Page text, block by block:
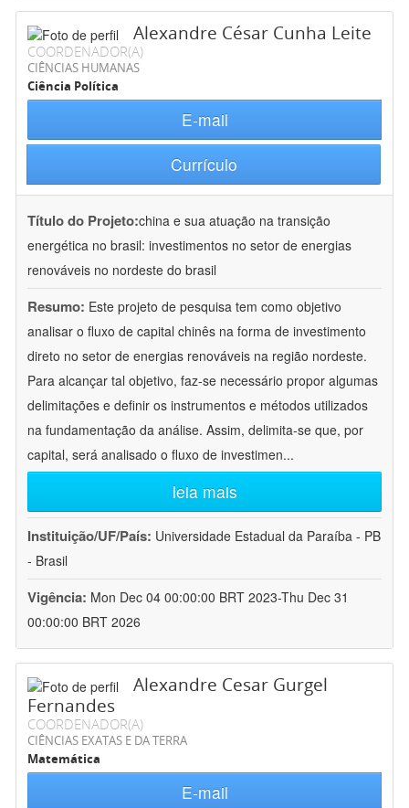
Alexandre César Cunha Leite
COORDENADOR(A)
CIÊNCIAS HUMANAS
Ciência Política
E-mail
Currículo
Título do Projeto:china e sua atuação na transição
energética no brasil: investimentos no setor de energias
renováveis no nordeste do brasil
Resumo: Este projeto de pesquisa tem como objetivo
analisar o fluxo de capital chinês na forma de investimento
direto no setor de energias renováveis na região nordeste.
Para alcançar tal objetivo, faz-se necessário propor algumas
delimitações e definir os instrumentos e métodos utilizados
na fundamentação da análise. Assim, delimita-se que, por
capital, será analisado o fluxo de investimen...
leia mais
Instituição/UF/País: Universidade Estadual da Paraíba - PB
- Brasil
Vigência: Mon Dec 04 00:00:00 BRT 2023-Thu Dec 31
00:00:00 BRT 2026
Alexandre Cesar Gurgel
Fernandes
COORDENADOR(A)
CIÊNCIAS EXATAS E DA TERRA
Matemática
E-mail